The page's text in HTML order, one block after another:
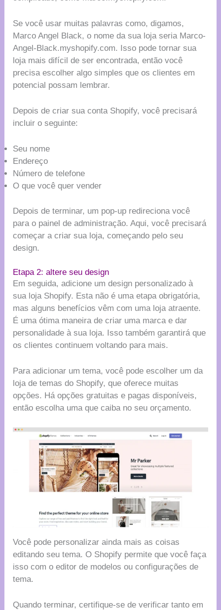
Se você usar muitas palavras como, digamos,
Marco Angel Black, o nome da sua loja seria Marco-
Angel-Black.myshopify.com. Isso pode tornar sua
loja mais difícil de ser encontrada, então você
precisa escolher algo simples que os clientes em
potencial possam lembrar.
Depois de criar sua conta Shopify, você precisará
incluir o seguinte:
Seu nome
Endereço
Número de telefone
O que você quer vender
Depois de terminar, um pop-up redireciona você
para o painel de administração. Aqui, você precisará
começar a criar sua loja, começando pelo seu
design.
Etapa 2: altere seu design
Em seguida, adicione um design personalizado à
sua loja Shopify. Esta não é uma etapa obrigatória,
mas alguns benefícios vêm com uma loja atraente.
É uma ótima maneira de criar uma marca e dar
personalidade à sua loja. Isso também garantirá que
os clientes continuem voltando para mais.
Para adicionar um tema, você pode escolher um da
loja de temas do Shopify, que oferece muitas
opções. Há opções gratuitas e pagas disponíveis,
então escolha uma que caiba no seu orçamento.
Você pode personalizar ainda mais as coisas
editando seu tema. O Shopify permite que você faça
isso com o editor de modelos ou configurações de
tema.
Quando terminar, certifique-se de verificar tanto em